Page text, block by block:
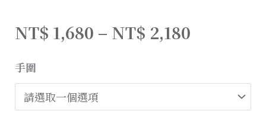
NT$ 1,680 – NT$ 2,180
手圍